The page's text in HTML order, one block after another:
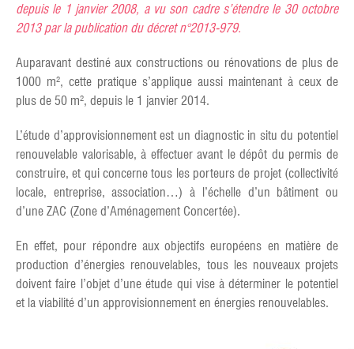
depuis le 1 janvier 2008, a vu son cadre s’étendre le 30 octobre
2013 par la publication du décret n°2013-979.
Auparavant destiné aux constructions ou rénovations de plus de
1000 m², cette pratique s’applique aussi maintenant à ceux de
plus de 50 m², depuis le 1 janvier 2014.
L’étude d’approvisionnement est un diagnostic in situ du potentiel
renouvelable valorisable, à effectuer avant le dépôt du permis de
construire, et qui concerne tous les porteurs de projet (collectivité
locale, entreprise, association…) à l’échelle d’un bâtiment ou
d’une ZAC (Zone d’Aménagement Concertée).
En effet, pour répondre aux objectifs européens en matière de
production d’énergies renouvelables, tous les nouveaux projets
doivent faire l’objet d’une étude qui vise à déterminer le potentiel
et la viabilité d’un approvisionnement en énergies renouvelables.